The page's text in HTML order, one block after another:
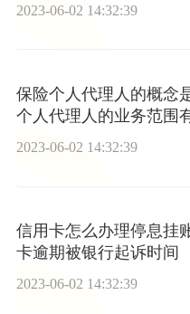
2023-06-02 14:32:39
保险个人代理人的概念
个人代理人的业务范围
2023-06-02 14:32:39
信用卡怎么办理停息挂
卡逾期被银行起诉时间
2023-06-02 14:32:39